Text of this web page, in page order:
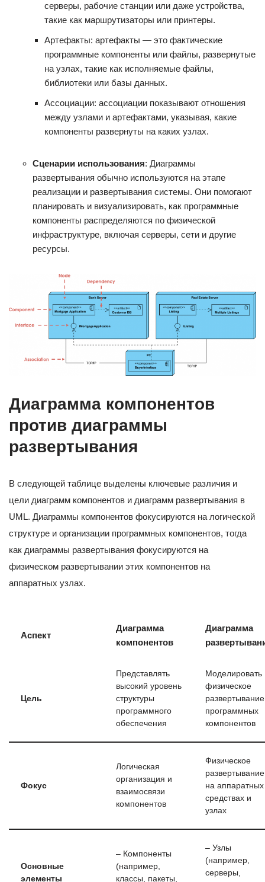
серверы, рабочие станции или даже устройства,
такие как маршрутизаторы или принтеры.
Артефакты: артефакты — это фактические
программные компоненты или файлы, развернутые
на узлах, такие как исполняемые файлы,
библиотеки или базы данных.
Ассоциации: ассоциации показывают отношения
между узлами и артефактами, указывая, какие
компоненты развернуты на каких узлах.
Сценарии использования: Диаграммы
развертывания обычно используются на этапе
реализации и развертывания системы. Они помогают
планировать и визуализировать, как программные
компоненты распределяются по физической
инфраструктуре, включая серверы, сети и другие
ресурсы.
Диаграмма компонентов
против диаграммы
развертывания
В следующей таблице выделены ключевые различия и
цели диаграмм компонентов и диаграмм развертывания в
UML. Диаграммы компонентов фокусируются на логической
структуре и организации программных компонентов, тогда
как диаграммы развертывания фокусируются на
физическом развертывании этих компонентов на
аппаратных узлах.
Аспект
Диаграмма
компонентов
Диаграмма
Цель
Представлять
высокий уровень
структуры
программного
обеспечения
Моделировать
физическое
развертывание
программных
компонентов
Фокус
Логическая
организация и
взаимосвязи
компонентов
Физическое
развертывание
на аппаратных
средствах и
узлах
Основные
элементы
– Компоненты
(например,
классы, пакеты,
– Узлы
(например,
серверы,